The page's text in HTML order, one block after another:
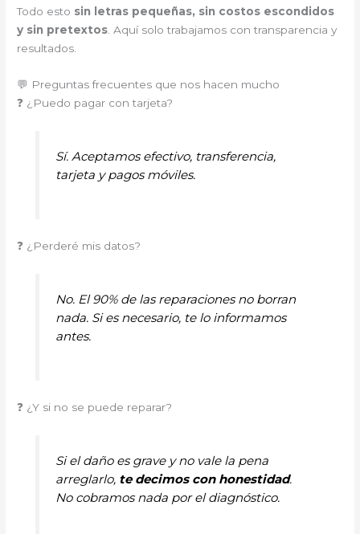
Todo esto sin letras pequeñas, sin costos escondidos
y sin pretextos . Aquí solo trabajamos con transparencia y
resultados.
💬 Preguntas frecuentes que nos hacen mucho
❓ ¿Puedo pagar con tarjeta?
Sí. Aceptamos efectivo, transferencia,
tarjeta y pagos móviles.
❓ ¿Perderé mis datos?
No. El 90% de las reparaciones no borran
nada. Si es necesario, te lo informamos
antes.
❓ ¿Y si no se puede reparar?
Si el daño es grave y no vale la pena
arreglarlo, te decimos con honestidad.
No cobramos nada por el diagnóstico.